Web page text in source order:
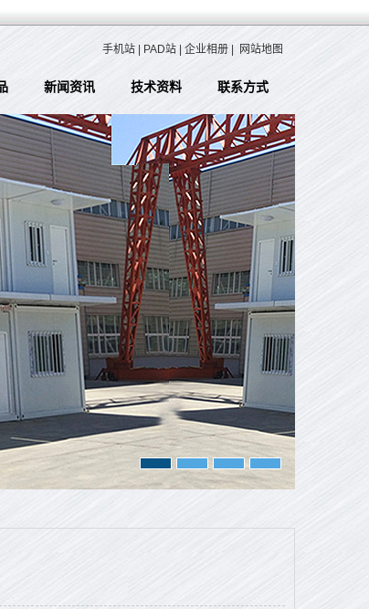
手机站 PAD站 企业相册 网站地图
新闻资讯 技术资料 联系方式